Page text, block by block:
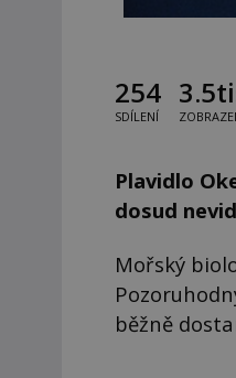
254
SDÍLENÍ
Plavidlo
dosud
Mořský
běžně